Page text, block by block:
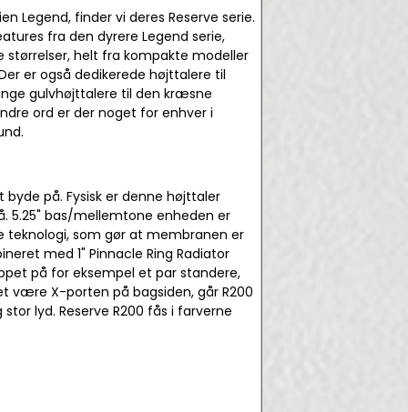
Legend, finder vi deres Reserve serie.
fra den dyrere Legend serie,
helt fra kompakte modeller
er også dedikerede højttalere til
gulvhøjttalere til den kræsne
ord er der noget for enhver i
på. Fysisk er denne højttaler
5.25" bas/mellemtone enheden er
teknologi, som gør at membranen er
med 1" Pinnacle Ring Radiator
på for eksempel et par standere,
være X-porten på bagsiden, går R200
lyd. Reserve R200 fås i farverne